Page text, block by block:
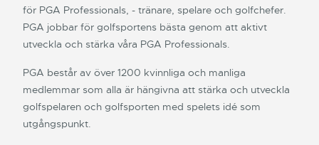
för PGA Professionals, - tränare, spelare och golfchefer.
PGA jobbar för golfsportens bästa genom att aktivt
utveckla och stärka våra PGA Professionals.
PGA består av över 1200 kvinnliga och manliga
medlemmar som alla är hängivna att stärka och utveckla
golfspelaren och golfsporten med spelets idé som
utgångspunkt.